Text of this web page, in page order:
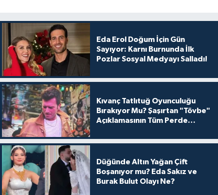
Eda Erol Doğum İçin Gün
Sayıyor: Karnı Burnunda İlk
Pozlar Sosyal Medyayı Salladı!
Kıvanç Tatlıtuğ Oyunculuğu
Bırakıyor Mu? Şaşırtan "Tövbe"
Açıklamasının Tüm Perde
Düğünde Altın Yağan Çift
Boşanıyor mu? Eda Sakız ve
Burak Bulut Olayı Ne?